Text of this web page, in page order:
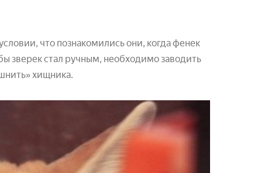
что познакомились они, когда фенек
зверек стал ручным, необходимо заводить
хищника.